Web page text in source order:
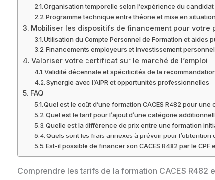
Organisation temporelle selon l’expérience du candidat
Programme technique entre théorie et mise en situation
Mobiliser les dispositifs de financement pour votre
Utilisation du Compte Personnel de Formation et aides
Financements employeurs et investissement personnel
Valoriser votre certificat sur le marché de l’emploi
Validité décennale et spécificités de la
Synergie avec l’AIPR et opportunités professionnelles
FAQ
Quel est le coût d’une formation CACES R482 pour une
Quel est le tarif pour l’ajout d’une catégorie
Quelle est la différence de prix entre une formation
Quels sont les frais annexes à prévoir pour l’obtention
Est-il possible de financer son CACES R482 par le CPF
Comprendre les tarifs de la formation CACES R482